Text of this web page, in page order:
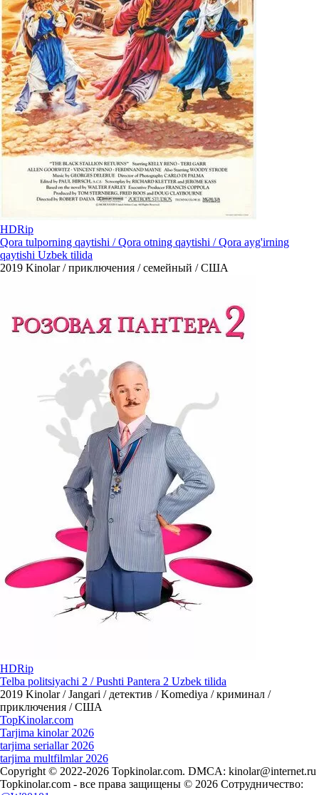
HDRip
Qora tulporning qaytishi / Qora otning qaytishi / Qora ayg'irning
qaytishi Uzbek tilida
2019 Kinolar / приключения / семейный / США
HDRip
Telba politsiyachi 2 / Pushti Pantera 2 Uzbek tilida
2019 Kinolar / Jangari / детектив / Komediya / криминал /
приключения / США
TopKinolar.com
Tarjima kinolar 2026
tarjima seriallar 2026
tarjima multfilmlar 2026
Copyright © 2022-2026 Topkinolar.com. DMCA: kinolar@internet.ru
Topkinolar.com - все права защищены © 2026 Сотрудничество: